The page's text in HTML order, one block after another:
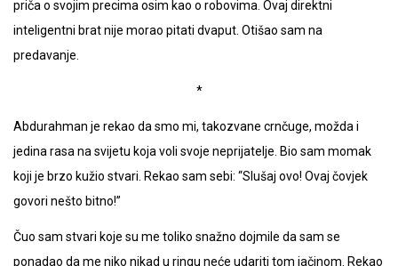
priča o svojim precima osim kao o robovima. Ovaj direktni
inteligentni brat nije morao pitati dvaput. Otišao sam na
predavanje.
*
Abdurahman je rekao da smo mi, takozvane crnčuge, možda i
jedina rasa na svijetu koja voli svoje neprijatelje. Bio sam momak
koji je brzo kužio stvari. Rekao sam sebi: “Slušaj ovo! Ovaj čovjek
govori nešto bitno!”
Čuo sam stvari koje su me toliko snažno dojmile da sam se
ponadao da me niko nikad u ringu neće udariti tom jačinom. Rekao